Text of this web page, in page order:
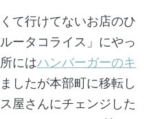
て行けてないお店のひ
ータコライス」にやっ
にはハンバーガーのキ
したが本部町に移転し
屋さんにチェンジした